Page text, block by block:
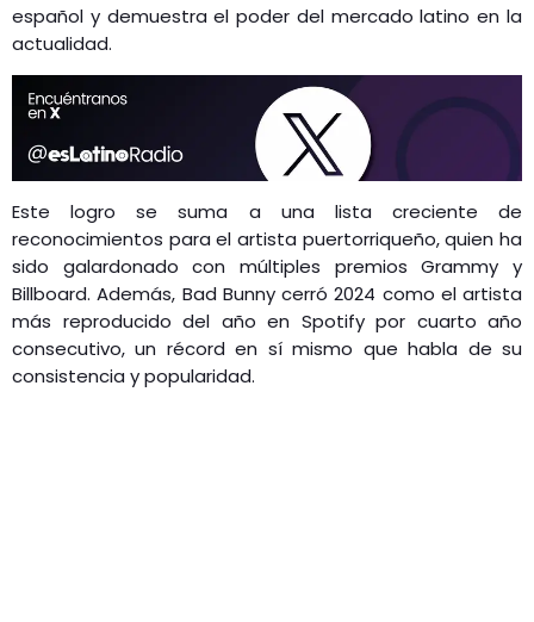
español y demuestra el poder del mercado latino en la
actualidad.
Este logro se suma a una lista creciente de
reconocimientos para el artista puertorriqueño, quien ha
sido galardonado con múltiples premios Grammy y
Billboard. Además, Bad Bunny cerró 2024 como el artista
más reproducido del año en Spotify por cuarto año
consecutivo, un récord en sí mismo que habla de su
consistencia y popularidad.